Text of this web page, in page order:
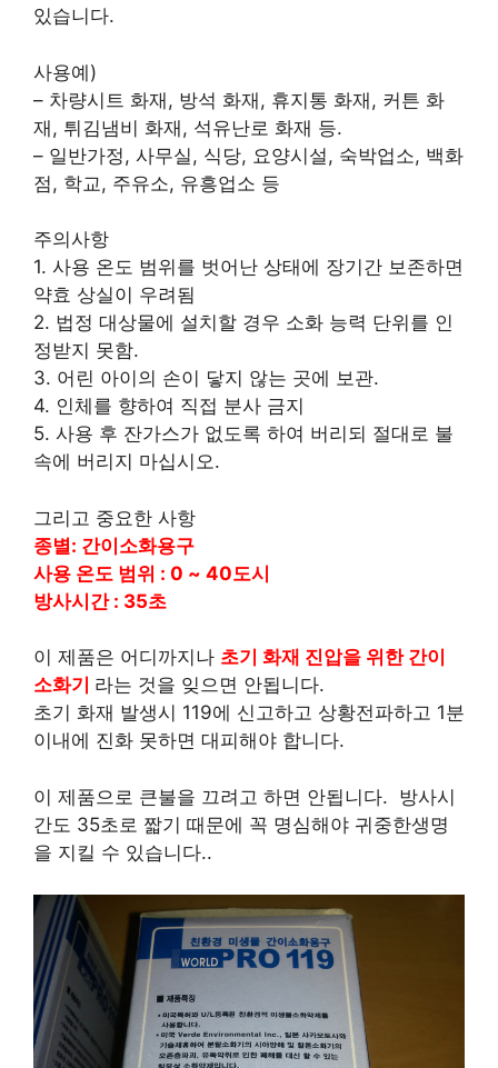
있습니다.
사용예)
– 차량시트 화재, 방석 화재, 휴지통 화재, 커튼 화
재, 튀김냄비 화재, 석유난로 화재 등.
– 일반가정, 사무실, 식당, 요양시설, 숙박업소, 백화
점, 학교, 주유소, 유흥업소 등
주의사항
1. 사용 온도 범위를 벗어난 상태에 장기간 보존하면
약효 상실이 우려됨
2. 법정 대상물에 설치할 경우 소화 능력 단위를 인
정받지 못함.
3. 어린 아이의 손이 닿지 않는 곳에 보관.
4. 인체를 향하여 직접 분사 금지
5. 사용 후 잔가스가 없도록 하여 버리되 절대로 불
속에 버리지 마십시오.
그리고 중요한 사항
종별: 간이소화용구
사용 온도 범위 : 0 ~ 40도시
방사시간 : 35초
이 제품은 어디까지나 초기 화재 진압을 위한 간이
소화기 라는 것을 잊으면 안됩니다.
초기 화재 발생시 119에 신고하고 상황전파하고 1분
이내에 진화 못하면 대피해야 합니다.
이 제품으로 큰불을 끄려고 하면 안됩니다. 방사시
간도 35초로 짧기 때문에 꼭 명심해야 귀중한생명
을 지킬 수 있습니다..